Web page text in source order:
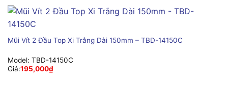
Mũi Vít 2 Đầu Top Xi Trắng Dài 150mm – TBD-14150C
Model: TBD-14150C
Giá:195,000₫